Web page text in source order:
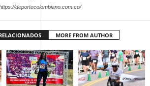
deportecolombiano.com.co/
MORE FROM AUTHOR